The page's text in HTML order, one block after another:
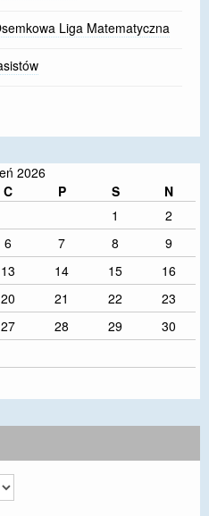
Liga Matematyczna
2026
C P S
N
1
2
6 7 8
9
13 14 15
16
20 21 22
23
27 28 29
30